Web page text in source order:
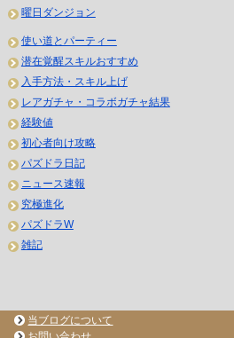
曜日ダンジョン
使い道とパーティー
潜在覚醒スキルおすすめ
入手方法・スキル上げ
レアガチャ・コラボガチャ結果
経験値
初心者向け攻略
パズドラ日記
ニュース速報
究極進化
パズドラW
雑記
当ブログについて